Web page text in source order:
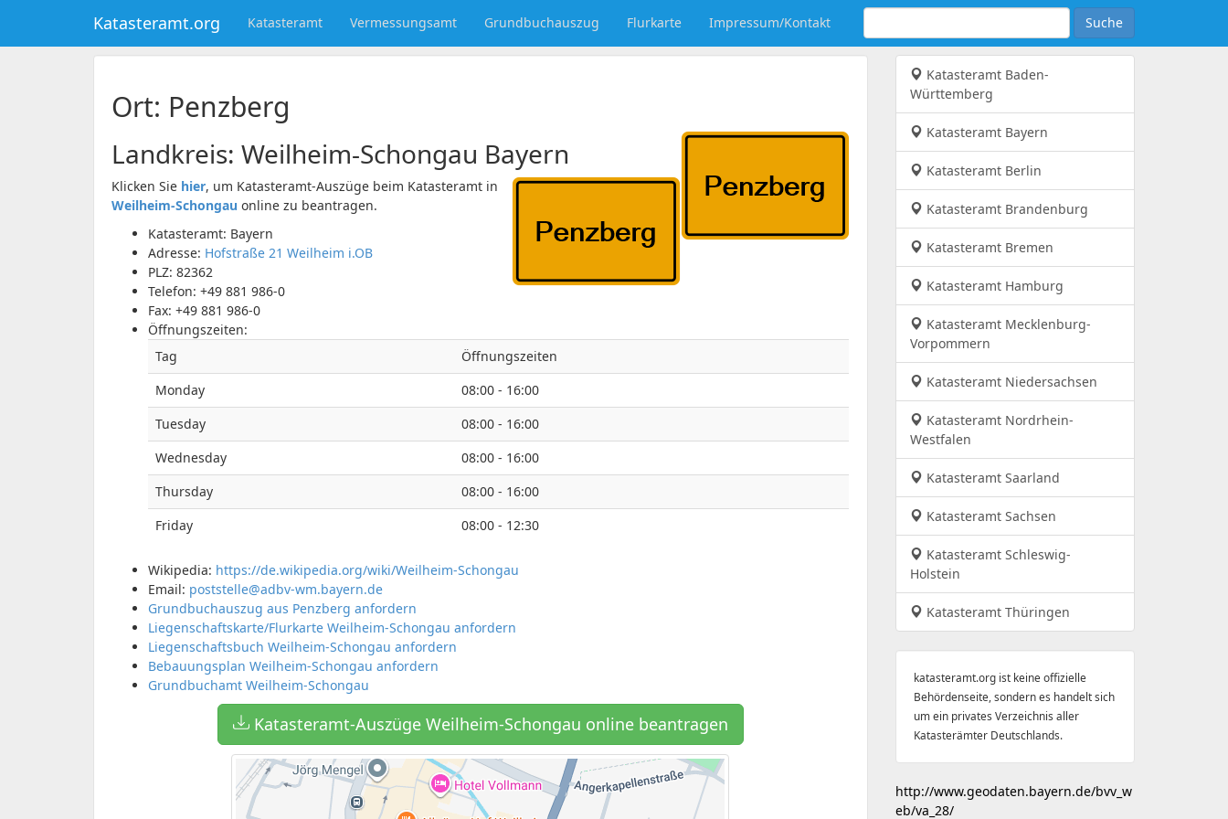
Katasteramt.org Katasteramt Vermessungsamt Grundbuchauszug Flurkarte Impressum/Kontakt Suche
Ort: Penzberg
Landkreis: Weilheim-Schongau Bayern
Klicken Sie hier, um Katasteramt-Auszüge beim Katasteramt in
Weilheim-Schongau online zu beantragen.
Katasteramt: Bayern
Adresse: Hofstraße 21 Weilheim i.OB
PLZ: 82362
Telefon: +49 881 986-0
Fax: +49 881 986-0
Öffnungszeiten:
Tag
Öffnungszeiten
Monday
08:00 - 16:00
Tuesday
08:00 - 16:00
Wednesday
08:00 - 16:00
Thursday
08:00 - 16:00
Friday
08:00 - 12:30
Wikipedia: https://de.wikipedia.org/wiki/Weilheim-Schongau
Email: poststelle@adbv-wm.bayern.de
Grundbuchauszug aus Penzberg anfordern
Liegenschaftskarte/Flurkarte Weilheim-Schongau anfordern
Liegenschaftsbuch Weilheim-Schongau anfordern
Bebauungsplan Weilheim-Schongau anfordern
Grundbuchamt Weilheim-Schongau
Katasteramt-Auszüge Weilheim-Schongau online beantragen
Katasteramt Baden-
Württemberg
Katasteramt Bayern
Katasteramt Berlin
Katasteramt Brandenburg
Katasteramt Bremen
Katasteramt Hamburg
Katasteramt Mecklenburg-
Vorpommern
Katasteramt Niedersachsen
Katasteramt Nordrhein-
Westfalen
Katasteramt Saarland
Katasteramt Sachsen
Katasteramt Schleswig-
Holstein
Katasteramt Thüringen
katasteramt.org ist keine offizielle
Behördenseite, sondern es handelt sich
um ein privates Verzeichnis aller
Katasterämter Deutschlands.
http://www.geodaten.bayern.de/bvv_w
eb/va_28/